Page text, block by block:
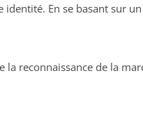
identité. En se basant sur un
la reconnaissance de la